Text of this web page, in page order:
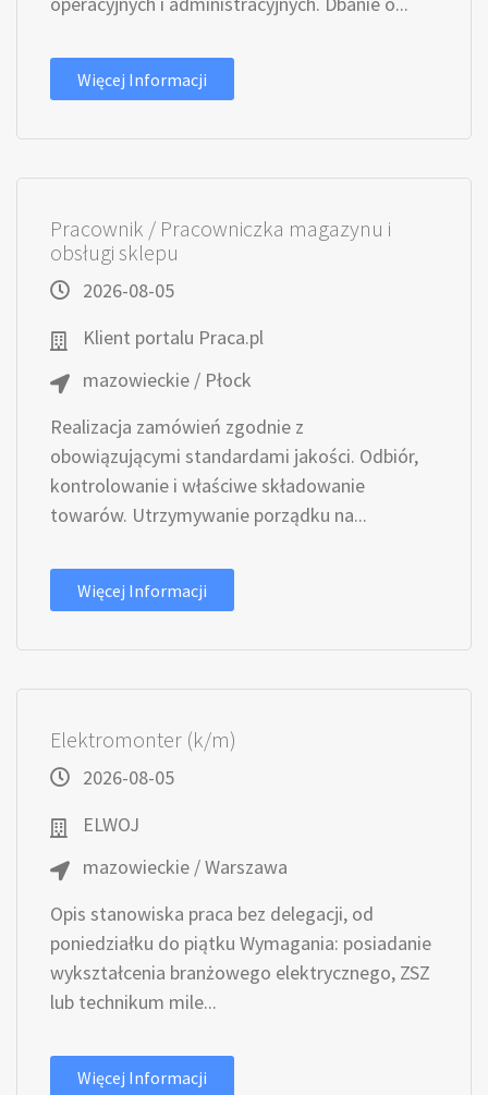
Więcej Informacji
Pracownik / Pracowniczka magazynu i
obsługi sklepu
2026-08-05
Klient portalu Praca.pl
mazowieckie / Płock
Realizacja zamówień zgodnie z
obowiązującymi standardami jakości. Odbiór,
kontrolowanie i właściwe składowanie
towarów. Utrzymywanie porządku na...
Więcej Informacji
Elektromonter (k/m)
2026-08-05
ELWOJ
mazowieckie / Warszawa
Opis stanowiska praca bez delegacji, od
poniedziałku do piątku Wymagania: posiadanie
wykształcenia branżowego elektrycznego, ZSZ
lub technikum mile...
Więcej Informacji